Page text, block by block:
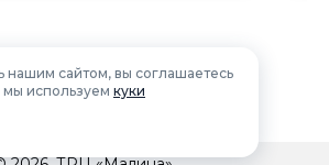
нашим сайтом, вы соглашаетесь
мы используем куки